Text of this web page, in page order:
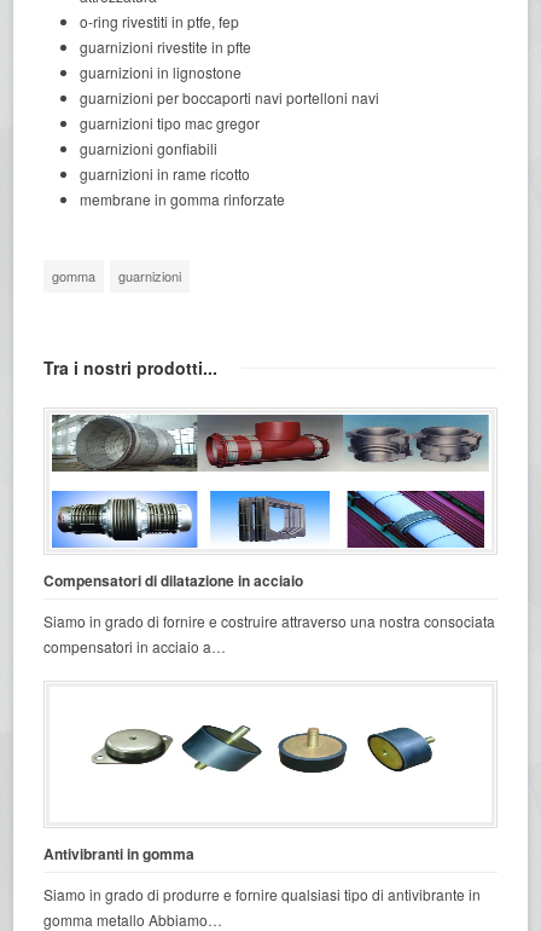
o-ring rivestiti in ptfe, fep
guarnizioni rivestite in pfte
guarnizioni in lignostone
guarnizioni per boccaporti navi portelloni navi
guarnizioni tipo mac gregor
guarnizioni gonfiabili
guarnizioni in rame ricotto
membrane in gomma rinforzate
gomma guarnizioni
Tra i nostri prodotti...
Compensatori di dilatazione in acciaio
Siamo in grado di fornire e costruire attraverso una nostra consociata
compensatori in acciaio a…
Antivibranti in gomma
Siamo in grado di produrre e fornire qualsiasi tipo di antivibrante in
gomma metallo Abbiamo…